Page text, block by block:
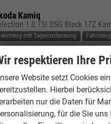
Kamiq
1.0 TSI DSG Black 17Z
mit Tageszulassung
Lieferzeit:10 Tage
Benzin Außenfarbe
85 kW (116 PS) Kilometerstand
01.05.2026
respektieren Ihre
Website setzt Cookies
Hierbei
nur die Daten für
für die Sie